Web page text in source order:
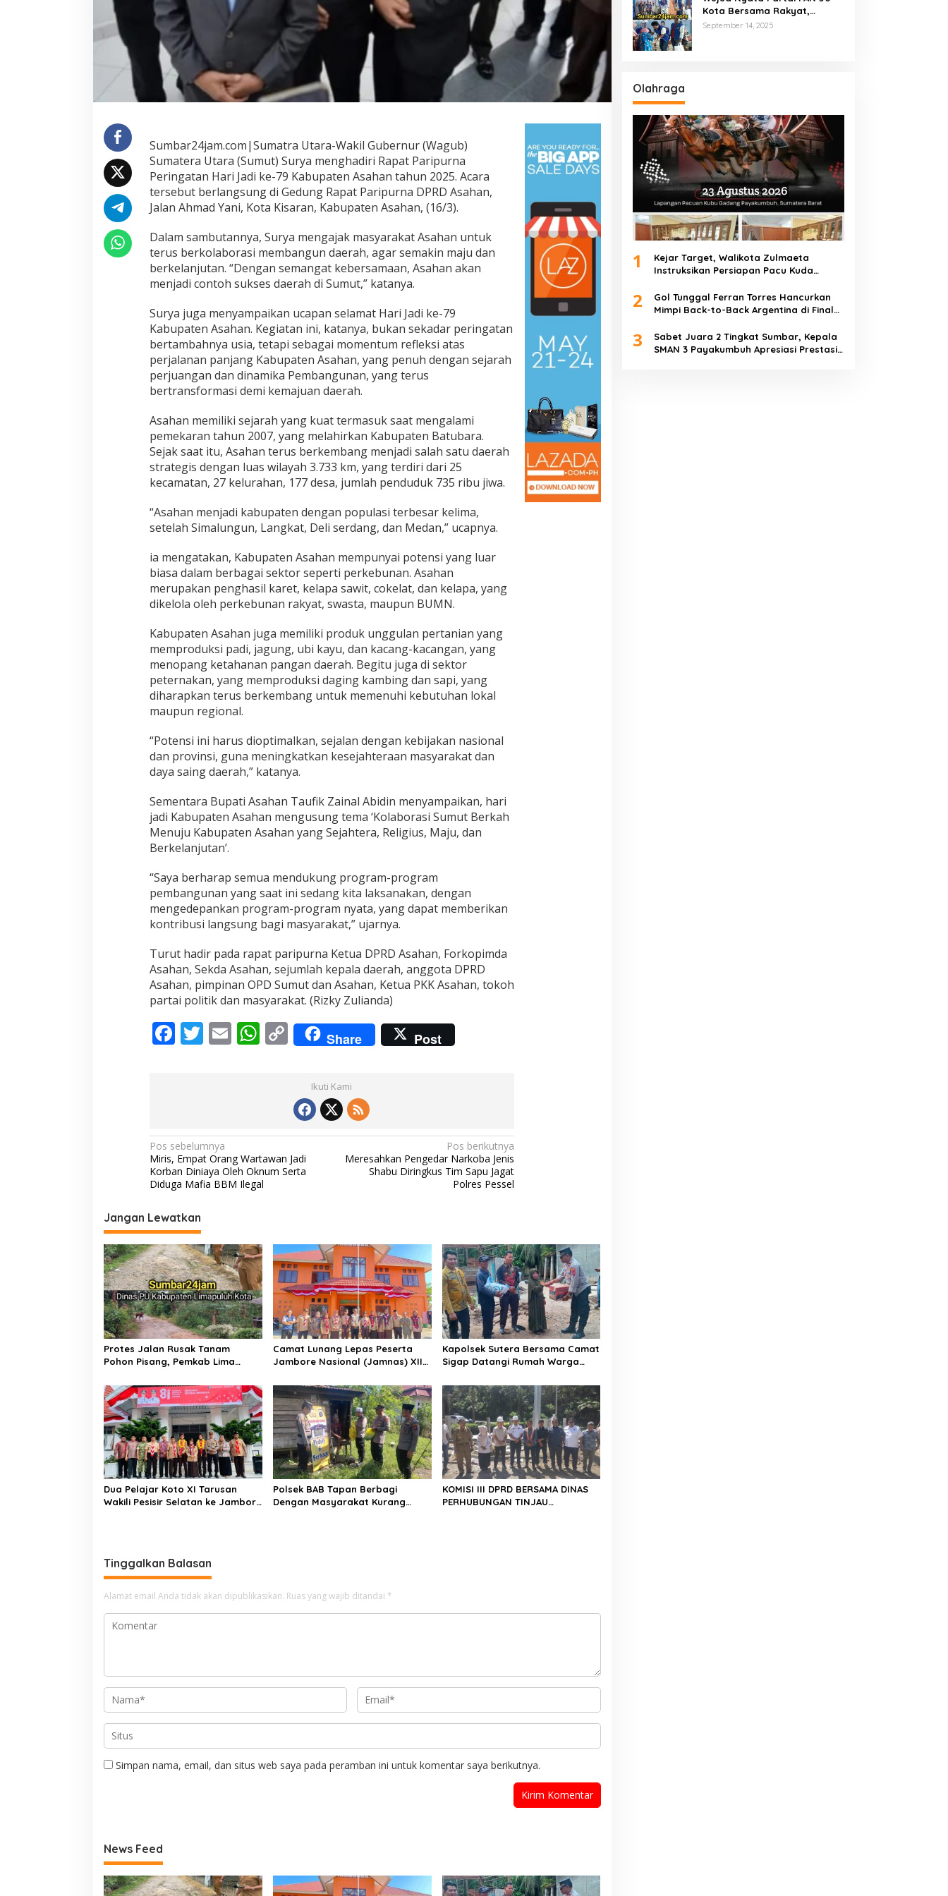
s
y
a
a
t
A
s
a
h
n
T
e
u
B
e
r
o
l
a
o
a
s
i
M
m
b
a
g
u
D
a
r
a
Sumbar24jam.com|Sumatra Utara-Wakil Gubernur (Wagub)
Sumatera Utara (Sumut) Surya menghadiri Rapat Paripurna
Peringatan Hari Jadi ke-79 Kabupaten Asahan tahun 2025. Acara
tersebut berlangsung di Gedung Rapat Paripurna DPRD Asahan,
Jalan Ahmad Yani, Kota Kisaran, Kabupaten Asahan, (16/3).
Dalam sambutannya, Surya mengajak masyarakat Asahan untuk
terus berkolaborasi membangun daerah, agar semakin maju dan
berkelanjutan. “Dengan semangat kebersamaan, Asahan akan
menjadi contoh sukses daerah di Sumut,” katanya.
Surya juga menyampaikan ucapan selamat Hari Jadi ke-79
Kabupaten Asahan. Kegiatan ini, katanya, bukan sekadar peringatan
bertambahnya usia, tetapi sebagai momentum refleksi atas
perjalanan panjang Kabupaten Asahan, yang penuh dengan sejarah
perjuangan dan dinamika Pembangunan, yang terus
bertransformasi demi kemajuan daerah.
Asahan memiliki sejarah yang kuat termasuk saat mengalami
pemekaran tahun 2007, yang melahirkan Kabupaten Batubara.
Sejak saat itu, Asahan terus berkembang menjadi salah satu daerah
strategis dengan luas wilayah 3.733 km, yang terdiri dari 25
kecamatan, 27 kelurahan, 177 desa, jumlah penduduk 735 ribu jiwa.
“Asahan menjadi kabupaten dengan populasi terbesar kelima,
setelah Simalungun, Langkat, Deli serdang, dan Medan,” ucapnya.
ia mengatakan, Kabupaten Asahan mempunyai potensi yang luar
biasa dalam berbagai sektor seperti perkebunan. Asahan
merupakan penghasil karet, kelapa sawit, cokelat, dan kelapa, yang
dikelola oleh perkebunan rakyat, swasta, maupun BUMN.
Kabupaten Asahan juga memiliki produk unggulan pertanian yang
memproduksi padi, jagung, ubi kayu, dan kacang-kacangan, yang
menopang ketahanan pangan daerah. Begitu juga di sektor
peternakan, yang memproduksi daging kambing dan sapi, yang
diharapkan terus berkembang untuk memenuhi kebutuhan lokal
maupun regional.
“Potensi ini harus dioptimalkan, sejalan dengan kebijakan nasional
dan provinsi, guna meningkatkan kesejahteraan masyarakat dan
daya saing daerah,” katanya.
Sementara Bupati Asahan Taufik Zainal Abidin menyampaikan, hari
jadi Kabupaten Asahan mengusung tema ‘Kolaborasi Sumut Berkah
Menuju Kabupaten Asahan yang Sejahtera, Religius, Maju, dan
Berkelanjutan’.
“Saya berharap semua mendukung program-program
pembangunan yang saat ini sedang kita laksanakan, dengan
mengedepankan program-program nyata, yang dapat memberikan
kontribusi langsung bagi masyarakat,” ujarnya.
Turut hadir pada rapat paripurna Ketua DPRD Asahan, Forkopimda
Asahan, Sekda Asahan, sejumlah kepala daerah, anggota DPRD
Asahan, pimpinan OPD Sumut dan Asahan, Ketua PKK Asahan, tokoh
partai politik dan masyarakat. (Rizky Zulianda)
F
o
k
T E W
p
p
C
o
y
Li
n
k
Share Post
Ikuti Kami
N
a
v
i
g
a
s
i
p
o
s
Pos sebelumnya
Miris, Empat Orang Wartawan Jadi
Korban Diniaya Oleh Oknum Serta
Diduga Mafia BBM Ilegal
Pos berikutnya
Meresahkan Pengedar Narkoba Jenis
Shabu Diringkus Tim Sapu Jagat
Polres Pessel
Jangan Lewatkan
Protes Jalan Rusak Tanam
Pohon Pisang, Pemkab Lima
Segera Direalisasikan
Camat Lunang Lepas Peserta
Jambore Nasional (Jamnas) XII
Kapolsek Sutera Bersama Camat
Sigap Datangi Rumah Warga
Beliung
Dua Pelajar Koto XI Tarusan
Wakili Pesisir Selatan ke Jambore
Polsek BAB Tapan Berbagi
Dengan Masyarakat Kurang
KOMISI III DPRD BERSAMA DINAS
PERHUBUNGAN TINJAU
Tinggalkan Balasan
Alamat email Anda tidak akan dipublikasikan. Ruas yang wajib ditandai *
Simpan nama, email, dan situs web saya pada peramban ini untuk komentar saya berikutnya.
News Feed
Kota Bersama Rakyat,
Marsanova Andesra SH,MH
September 14, 2025
Olahraga
1
Kejar Target, Walikota Zulmaeta
Instruksikan Persiapan Pacu Kuda
2
Gol Tunggal Ferran Torres Hancurkan
Mimpi Back-to-Back Argentina di Final
3
Sabet Juara 2 Tingkat Sumbar, Kepala
SMAN 3 Payakumbuh Apresiasi Prestasi